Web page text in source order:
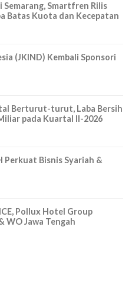
Semarang, Smartfren Rilis
Batas Kuota dan Kecepatan
(JKIND) Kembali Sponsori
Berturut-turut, Laba Bersih
pada Kuartal II-2026
Perkuat Bisnis Syariah &
Pollux Hotel Group
WO Jawa Tengah